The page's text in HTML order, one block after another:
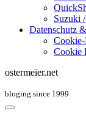
Suzuki
Datenschutz
Cookie
ostermeier.net
bloging since 1999